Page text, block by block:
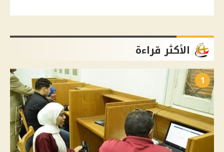
الأكثر قراءة
1